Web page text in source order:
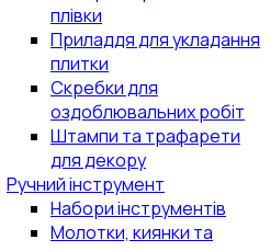
плівки
Приладдя для укладання
плитки
Скребки для
оздоблювальних робіт
Штампи та трафарети
для декору
Ручний інструмент
Набори інструментів
Молотки, киянки та